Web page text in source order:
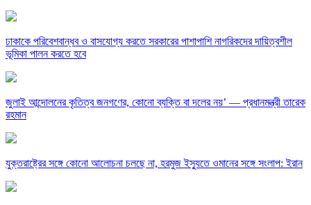
ঢাকাকে পরিবেশবান্ধব ও বাসযোগ্য করতে সরকারের পাশাপাশি নাগরিকদের দায়িত্বশীল
ভূমিকা পালন করতে হবে
জুলাই আন্দোলনের কৃতিত্ব জনগণের, কোনো ব্যক্তি বা দলের নয়’ — প্রধানমন্ত্রী তারেক
রহমান
যুক্তরাষ্ট্রের সঙ্গে কোনো আলোচনা চলছে না, হরমুজ ইস্যুতে ওমানের সঙ্গে সংলাপ: ইরান